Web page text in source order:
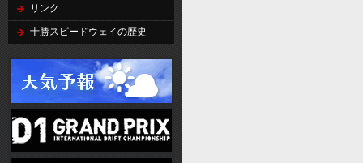
リンク
十勝スピードウェイの歴史